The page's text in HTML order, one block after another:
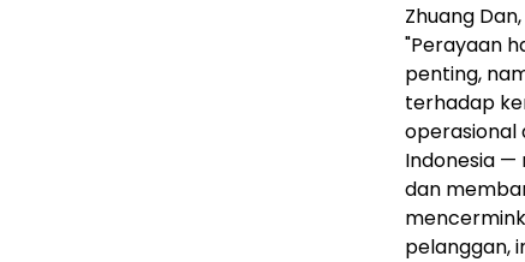
Zhuang Dan,
"Perayaan
penting,
terhadap
operasional
Indonesia —
dan
pelanggan,